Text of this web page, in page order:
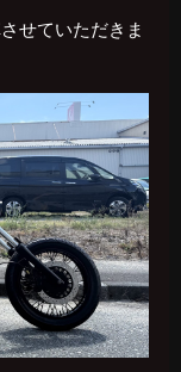
せていただきま